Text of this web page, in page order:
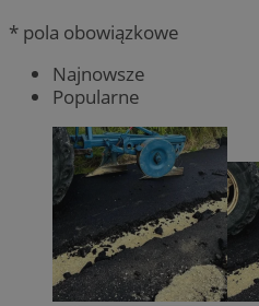
* pola obowiązkowe
Najnowsze
Popularne